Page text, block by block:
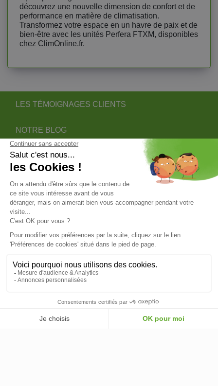
découvrez une nouvelle dimension de confort et de
performance en matière de climatisation.
Transformez votre espace en un havre de paix et de
bien-être avec les unités Perfera FTXM, disponibles
chez ClimOnline.fr.
LES TÉMOIGNAGES CLIENTS
NOTRE BLOG
DEVENIR PARTENAIRE INSTALLATEUR
NOTRE SERVICE APRÈS VENTE
NOS PARTENAIRES OFFICIELS
INFORMATIONS
VOTRE COMPTE
© 2026 - ClimOnline - Tous droits réservés